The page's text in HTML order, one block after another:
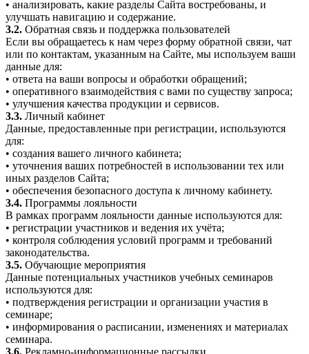
• анализировать, какие разделы Сайта востребованы, и
улучшать навигацию и содержание.
3.2. Обратная связь и поддержка пользователей
Если вы обращаетесь к нам через форму обратной связи, чат
или по контактам, указанным на Сайте, мы используем ваши
данные для:
• ответа на ваши вопросы и обработки обращений;
• оперативного взаимодействия с вами по существу запроса;
• улучшения качества продукции и сервисов.
3.3. Личный кабинет
Данные, предоставленные при регистрации, используются
для:
• создания вашего личного кабинета;
• уточнения ваших потребностей в использовании тех или
иных разделов Сайта;
• обеспечения безопасного доступа к личному кабинету.
3.4. Программы лояльности
В рамках программ лояльности данные используются для:
• регистрации участников и ведения их учёта;
• контроля соблюдения условий программ и требований
законодательства.
3.5. Обучающие мероприятия
Данные потенциальных участников учебных семинаров
используются для:
• подтверждения регистрации и организации участия в
семинаре;
• информирования о расписании, изменениях и материалах
семинара.
3.6. Рекламно-информационные рассылки